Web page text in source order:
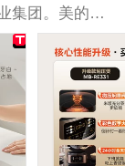
集团。美的电
，样样拿手。
单，老人轻松
待；立体大火
内胆不粘涂